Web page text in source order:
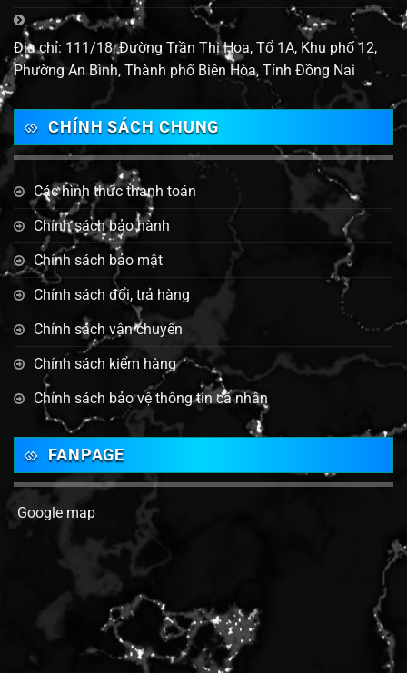
Địa chỉ: 111/18, Đường Trần Thị Hoa, Tổ 1A, Khu phố 12,
Phường An Bình, Thành phố Biên Hòa, Tỉnh Đồng Nai
CHÍNH SÁCH CHUNG
Các hình thức thanh toán
Chính sách bảo hành
Chính sách bảo mật
Chính sách đổi, trả hàng
Chính sách vận chuyển
Chính sách kiểm hàng
Chính sách bảo vệ thông tin cá nhân
FANPAGE
Google map